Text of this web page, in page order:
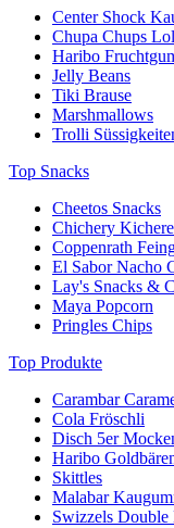
Center Shock
Chupa Chups
Haribo
Jelly Beans
Tiki Brause
Marshmallows
Trolli
Top Snacks
Cheetos Snacks
Chichery
Coppenrath
El Sabor Nacho
Lay's Snacks &
Maya Popcorn
Pringles Chips
Top Produkte
Carambar
Cola Fröschli
Disch 5er
Haribo
Skittles
Malabar
Swizzels Double